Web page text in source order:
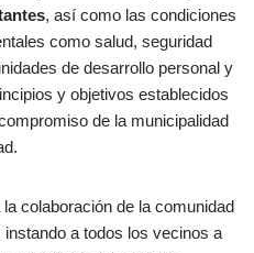
, así como las condiciones
como salud, seguridad
de desarrollo personal y
y objetivos establecidos
de la municipalidad
colaboración de la comunidad
a todos los vecinos a